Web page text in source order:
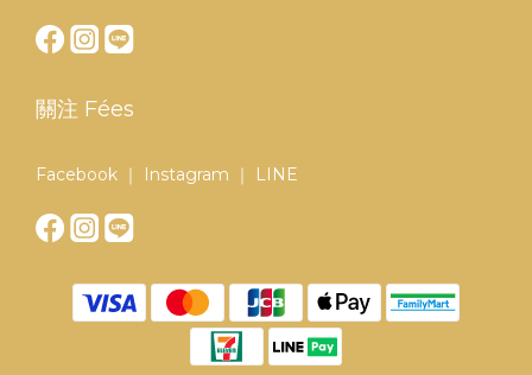
關注 Fées
Facebook ｜ Instagram ｜ LINE